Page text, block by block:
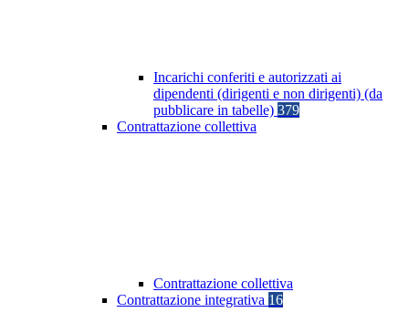
Incarichi conferiti e autorizzati ai
dipendenti (dirigenti e non dirigenti) (da
pubblicare in tabelle) 379
Contrattazione collettiva
Contrattazione collettiva
Contrattazione integrativa 16